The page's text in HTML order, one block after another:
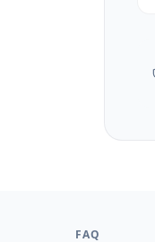
FAQ